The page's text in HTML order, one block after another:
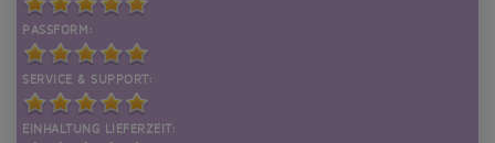
PASSFORM:
SERVICE & SUPPORT:
EINHALTUNG LIEFERZEIT: